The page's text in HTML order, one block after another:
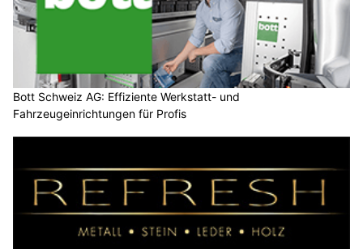
Bott Schweiz AG: Effiziente Werkstatt- und
Fahrzeugeinrichtungen für Profis